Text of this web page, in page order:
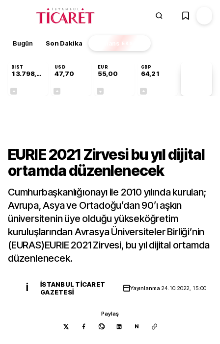
Bugün Son Dakika Finans EKSTRA
BIST
13.798,82
USD
47,70
EUR
55,00
GBP
64,21
EURIE 2021 Zirvesi bu yıl dijital
ortamda düzenlenecek
Cumhurbaşkanlığıonayı ile 2010 yılında kurulan;
Avrupa, Asya ve Ortadoğu’dan 90’ı aşkın
üniversitenin üye olduğu yükseköğretim
kuruluşlarından Avrasya Üniversiteler Birliği’nin
(EURAS)EURIE 2021 Zirvesi, bu yıl dijital ortamda
düzenlenecek.
İ
İSTANBUL TICARET
GAZETESI
Yayınlanma 24.10.2022, 15:00
Paylaş
N